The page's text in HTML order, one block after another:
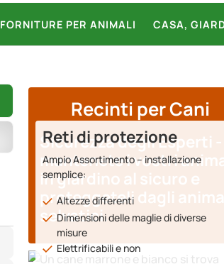
FORNITURE PER ANIMALI CASA,
Recinti per Cani
Sicurezza degli Esperti -
mantenete i vostri
in giardino al sicuro e
proteggeteli dagli
selvatici.
Reti di protezione
Ampio Assortimento – installazione
semplice:
Altezze differenti
Dimensioni delle maglie di diverse
misure
Elettrificabili e non